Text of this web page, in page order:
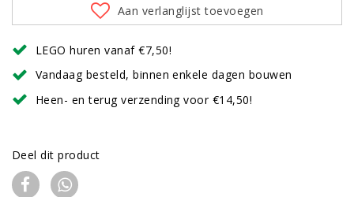
Aan verlanglijst toevoegen
LEGO huren vanaf €7,50!
Vandaag besteld, binnen enkele dagen bouwen
Heen- en terug verzending voor €14,50!
Deel dit product